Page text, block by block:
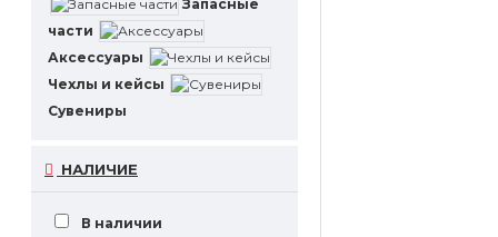
Запасные
части
Аксессуары
Чехлы и кейсы
Сувениры
НАЛИЧИЕ
В наличии